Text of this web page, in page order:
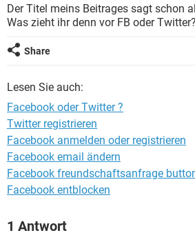
WHATSAPP TIKTOK
WINDOWS 10
WHATSAPP
Der Titel meins Beitrages sagt schon
Was zieht ihr denn vor FB oder Twitter?
Share
Lesen Sie auch:
Facebook oder Twitter ?
Twitter registrieren
Facebook anmelden oder registrieren
Facebook email ändern
Facebook freundschaftsanfrage
Facebook entblocken
1 Antwort